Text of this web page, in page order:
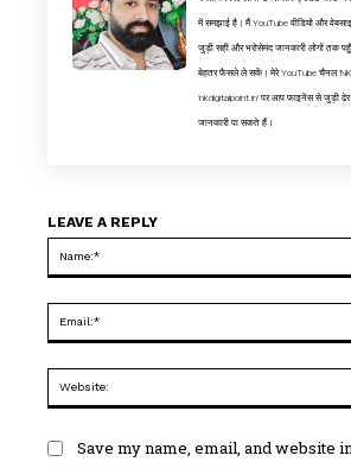
में समझाई है। मैं YouTube वीडियो और
जुड़ी सही और भरोसेमंद जानकारी लोगों तक
बेहतर फैसले ले सकें। मेरे YouTube चैनल 'NK
'nkdigitalpoint.in' पर आप फाइनेंस से जुड़ी
जानकारी पा सकते हैं।
LEAVE A REPLY
Save my name, email, and website